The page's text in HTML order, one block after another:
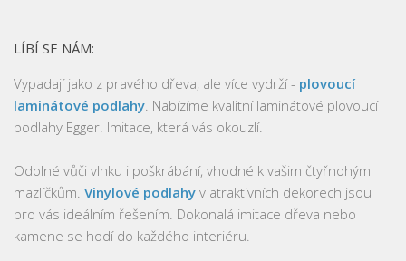
LÍBÍ SE NÁM:
Vypadají jako z pravého dřeva, ale více vydrží - plovoucí
laminátové podlahy . Nabízíme kvalitní laminátové plovoucí
podlahy Egger. Imitace, která vás okouzlí.
Odolné vůči vlhku i poškrábání, vhodné k vašim čtyřnohým
mazlíčkům. Vinylové podlahy v atraktivních dekorech jsou
pro vás ideálním řešením. Dokonalá imitace dřeva nebo
kamene se hodí do každého interiéru.